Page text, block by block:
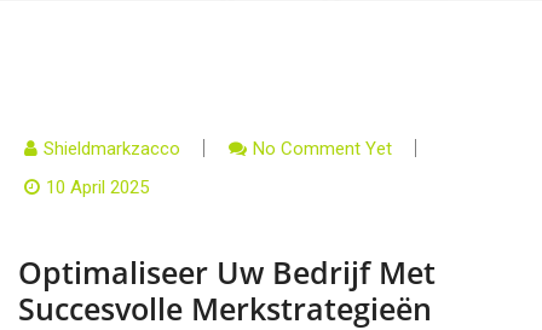
Shieldmarkzacco
No Comment Yet
10 April 2025
Optimaliseer Uw Bedrijf Met
Succesvolle Merkstrategieën